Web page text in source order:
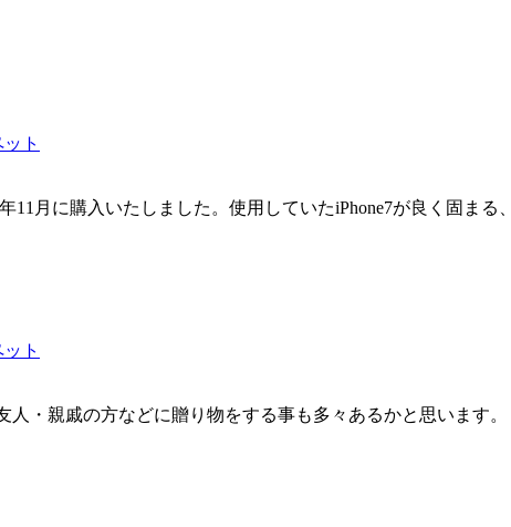
ト
11月に購入いたしました。使用していたiPhone7が良く固ま
ト
・親戚の方などに贈り物をする事も多々あるかと思います